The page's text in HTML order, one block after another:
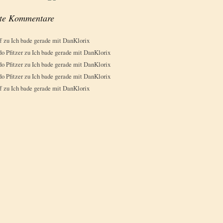
Kommentare
zuIch bade gerade mit DanKlorix
PfitzerzuIch bade gerade mit DanKlorix
PfitzerzuIch bade gerade mit DanKlorix
PfitzerzuIch bade gerade mit DanKlorix
zuIch bade gerade mit DanKlorix